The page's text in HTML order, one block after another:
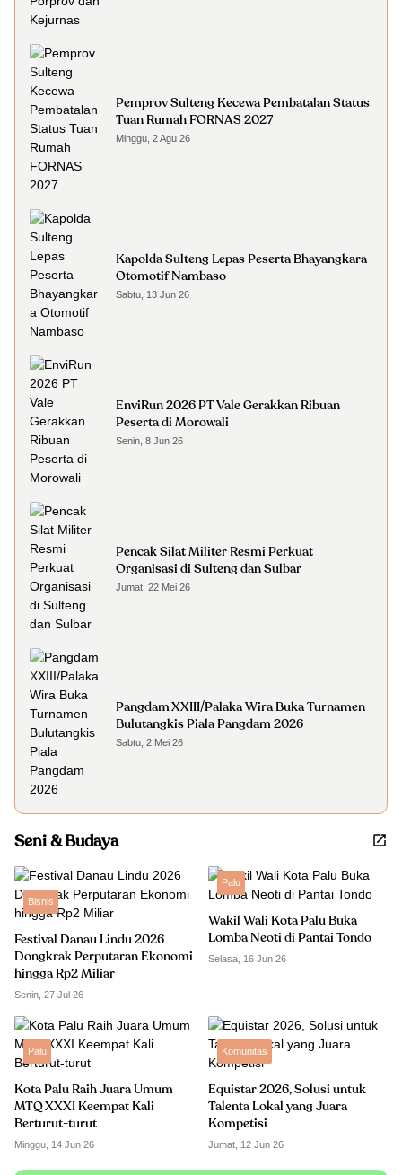
Pemprov Sulteng Kecewa Pembatalan Status
Tuan Rumah FORNAS 2027
Minggu, 2 Agu 26
Kapolda Sulteng Lepas Peserta Bhayangkara
Otomotif Nambaso
Sabtu, 13 Jun 26
EnviRun 2026 PT Vale Gerakkan Ribuan
Peserta di Morowali
Senin, 8 Jun 26
Pencak Silat Militer Resmi Perkuat
Organisasi di Sulteng dan Sulbar
Jumat, 22 Mei 26
Pangdam XXIII/Palaka Wira Buka Turnamen
Bulutangkis Piala Pangdam 2026
Sabtu, 2 Mei 26
Seni & Budaya
Bisnis
Festival Danau Lindu 2026
Dongkrak Perputaran Ekonomi
hingga Rp2 Miliar
Senin, 27 Jul 26
Palu
Wakil Wali Kota Palu Buka
Lomba Neoti di Pantai Tondo
Selasa, 16 Jun 26
Palu
Kota Palu Raih Juara Umum
MTQ XXXI Keempat Kali
Berturut-turut
Minggu, 14 Jun 26
Komunitas
Equistar 2026, Solusi untuk
Talenta Lokal yang Juara
Kompetisi
Jumat, 12 Jun 26